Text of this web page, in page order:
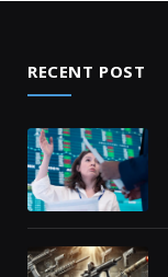
RECENT POST